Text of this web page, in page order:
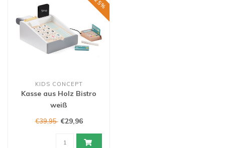
KIDS CONCEPT
Kasse aus Holz Bistro
weiß
€39,95 €29,96